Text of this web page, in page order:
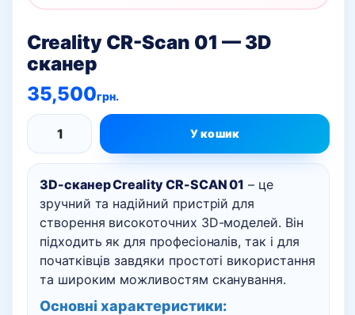
Creality CR-Scan 01 — 3D
сканер
35,500грн.
3D-сканер Creality CR-SCAN 01 – це
зручний та надійний пристрій для
створення високоточних 3D-моделей. Він
підходить як для професіоналів, так і для
початківців завдяки простоті використання
та широким можливостям сканування.
Основні характеристики:
Creality
CR-
Scan
3D
сканер
кількість
У кошик